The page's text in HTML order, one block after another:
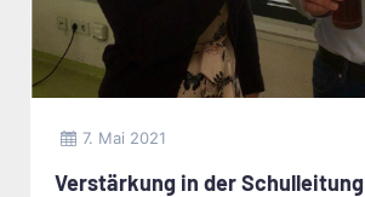
7. Mai 2021
Verstärkung in der Schulleitung